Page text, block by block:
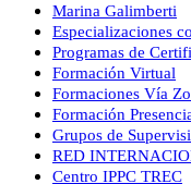
Marina Galimberti
Especializaciones
Programas de
Formación Virtual
Formaciones Vía
Formación
Grupos de
RED
Centro IPPC TREC